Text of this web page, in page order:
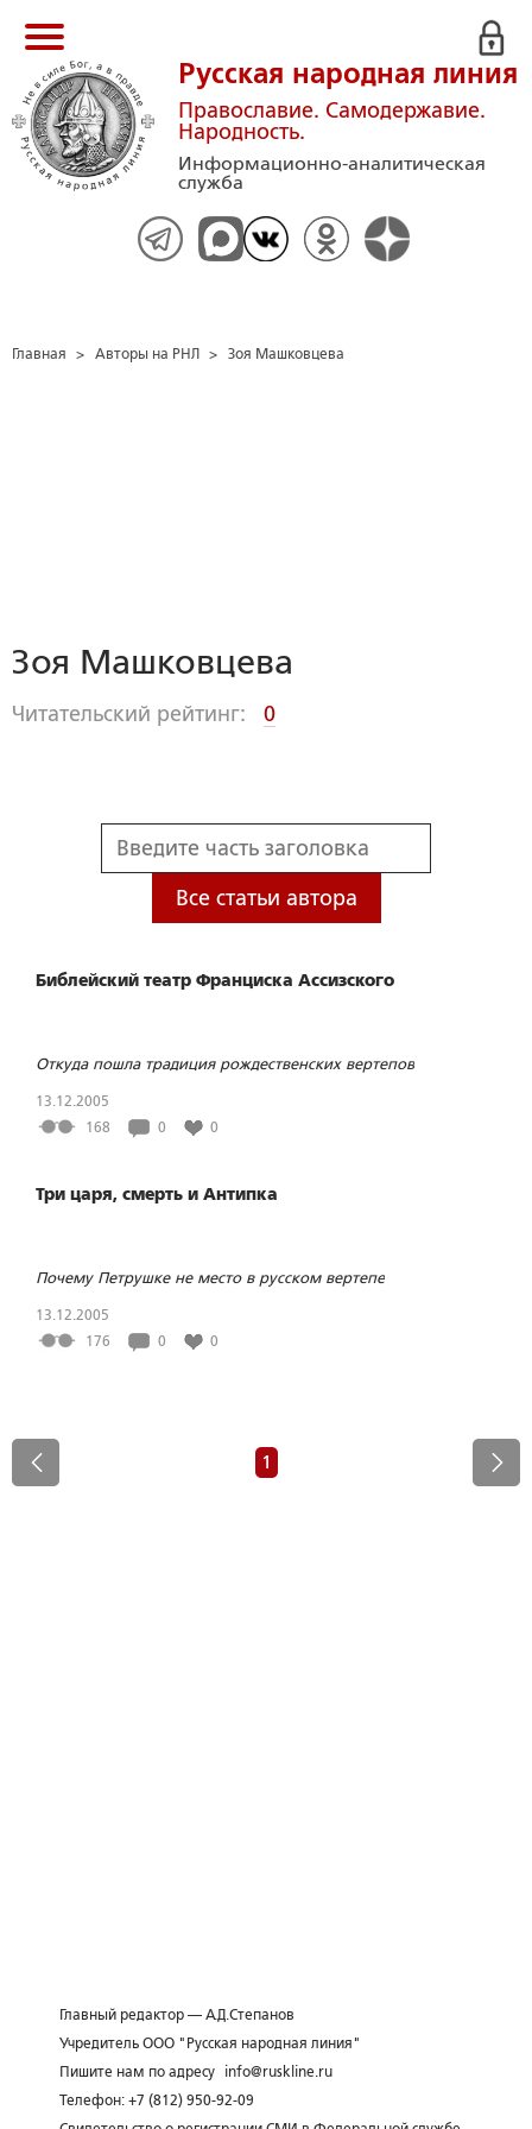
Русская народная линия
Православие. Самодержавие.
Народность.
Информационно-аналитическая
служба
Главная > Авторы на РНЛ > Зоя Машковцева
Зоя Машковцева
Читательский рейтинг: 0
Все статьи автора
Библейский театр Франциска Ассизского
Откуда пошла традиция рождественских вертепов
13.12.2005
168
0 0
Три царя, смерть и Антипка
Почему Петрушке не место в русском вертепе
13.12.2005
176
0 0
1
Главный редактор — А.Д.Степанов
Учредитель ООО "Русская народная линия"
Пишите нам по адресу
info@ruskline.ru
Телефон: +7 (812) 950-92-09